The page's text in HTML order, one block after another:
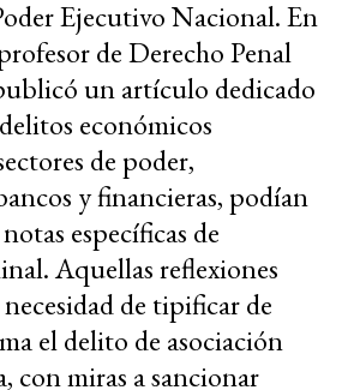
Ejecutivo Nacional. En
de Derecho Penal
un artículo dedicado
económicos
de poder,
y financieras, podían
específicas de
Aquellas reflexiones
de tipificar de
el delito de asociación
con miras a sancionar